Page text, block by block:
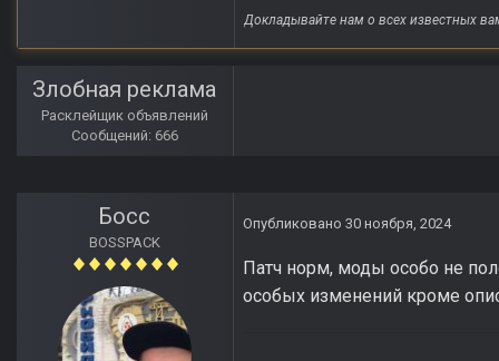
Докладывайте нам о всех известных
Злобная реклама
Расклейщик объявлений
Сообщений: 666
Босс
BOSSPACK
Опубликовано 30 ноября, 2024
Патч норм, моды особо не
особых изменений кроме